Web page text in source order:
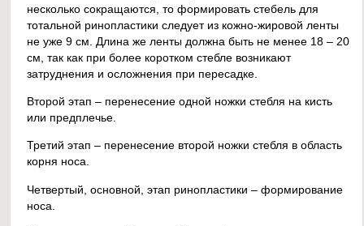
несколько сокращаются, то формировать стебель для
тотальной ринопластики следует из кожно-жировой ленты
не уже 9 см. Длина же ленты должна быть не менее 18 – 20
см, так как при более коротком стебле возникают
затруднения и осложнения при пересадке.
Второй этап – перенесение одной ножки стебля на кисть
или предплечье.
Третий этап – перенесение второй ножки стебля в область
корня носа.
Четвертый, основной, этап ринопластики – формирование
носа.